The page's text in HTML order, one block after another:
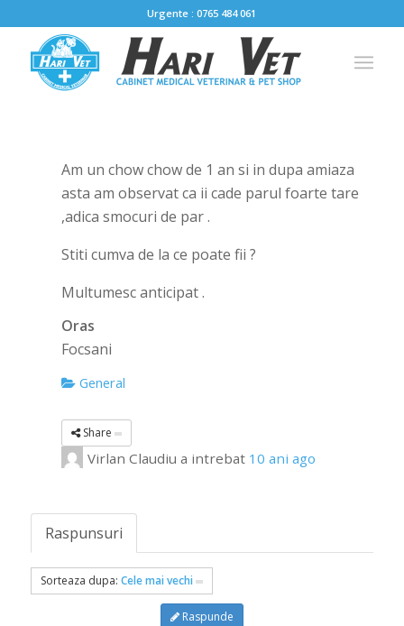
Urgente : 0765 484 061
Am un chow chow de 1 an si in dupa amiaza
asta am observat ca ii cade parul foarte tare
,adica smocuri de par .
Stiti cumva de la ce poate fii ?
Multumesc anticipat .
Oras
Focsani
General
Share
Virlan Claudiu a intrebat 10 ani ago
Raspunsuri
Sorteaza dupa: Cele mai vechi
Raspunde